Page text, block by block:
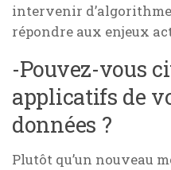
intervenir
répondre aux enjeux
-Pouvez-vous
applicatifs de
données ?
Plutôt qu’un nouveau